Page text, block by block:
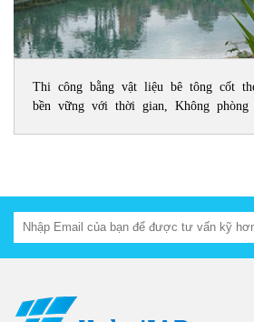
Thi công bằng vật liệu bê tông cốt
bền vững với thời gian, Không phòng